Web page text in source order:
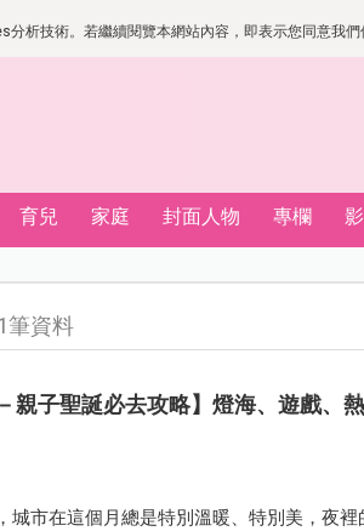
分析技術。若繼續閱覽本網站內容，即表示您同意我
育兒 家庭 封面人物 專欄
筆資料
親子聖誕必去攻略】燈海、遊戲、
城市在這個月總是特別溫暖、特別美，夜